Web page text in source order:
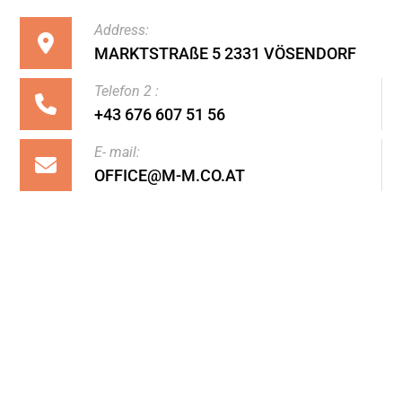
Address:
MARKTSTRAßE 5 2331 VÖSENDORF
Telefon 2 :
+43 676 607 51 56
E- mail:
OFFICE@M-M.CO.AT